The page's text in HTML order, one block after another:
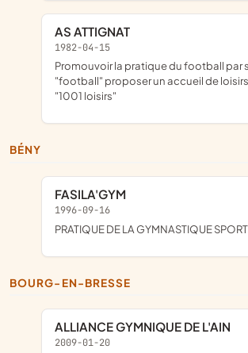
AS ATTIGNAT
1982-04-15
promouvoir la pratique du football par sa section
"football" proposer un accueil de
"1001 loisirs"
BÉNY
FASILA'GYM
1996-09-16
PRATIQUE DE LA GYMNASTIQUE
BOURG-EN-BRESSE
ALLIANCE GYMNIQUE DE L'AIN
2009-01-20